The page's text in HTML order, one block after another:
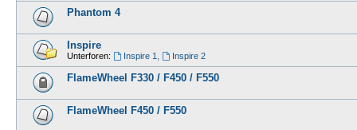
Phantom 4
Inspire
Unterforen: Inspire 1 Inspire 2
FlameWheel F330 / F450 / F550
FlameWheel F450 / F550